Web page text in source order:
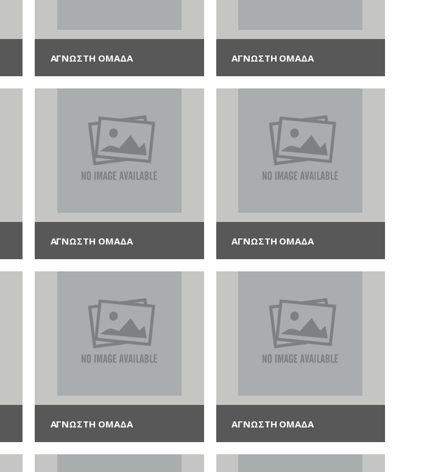
ΑΓΝΩΣΤΗ ΟΜΆΔΑ ΑΓΝΩΣΤΗ ΟΜΆΔΑ
ΑΓΝΩΣΤΗ ΟΜΆΔΑ ΑΓΝΩΣΤΗ ΟΜΆΔΑ
ΑΓΝΩΣΤΗ ΟΜΆΔΑ ΑΓΝΩΣΤΗ ΟΜΆΔΑ